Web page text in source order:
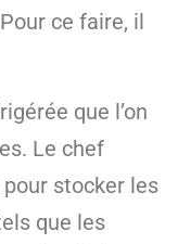
ce faire, il
que l’on
Le chef
stocker les
que les